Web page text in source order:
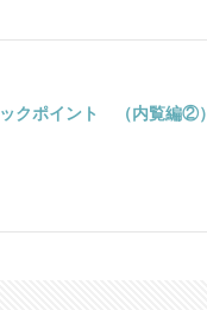
クポイント （内覧編②）